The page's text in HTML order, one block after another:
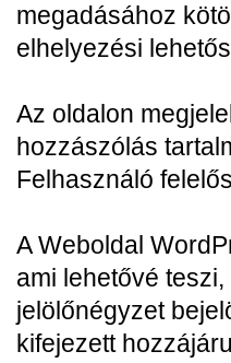
megadásához
elhelyezési
Az oldalon
hozzászólás
Felhasználó
A Weboldal
ami lehetővé
jelölőnégyzet
kifejezett